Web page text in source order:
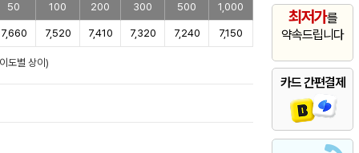
최저가를
약속드립니다
카드 간편결제
50
100 200 300 500 1,000
7,660 7,520 7,410 7,320 7,240 7,150
도별 상이)